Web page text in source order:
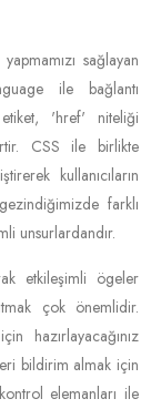
sağlayan
ile bağlantı
'href' niteliği
CSS ile birlikte
kullanıcıların
farklı
unsurlardandır.
etkileşimli ögeler
çok önemlidir.
hazırlayacağınız
bildirim almak için
elemanları ile